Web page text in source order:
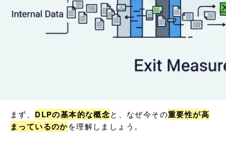
まず、 DLPの基本的な概念と、なぜ今その重要性が高
まっているのかを理解しましょう。